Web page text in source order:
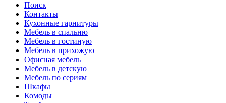
Поиск
Контакты
Кухонные гарнитуры
Мебель в спальню
Мебель в гостиную
Мебель в прихожую
Офисная мебель
Мебель в детскую
Мебель по сериям
Шкафы
Комоды